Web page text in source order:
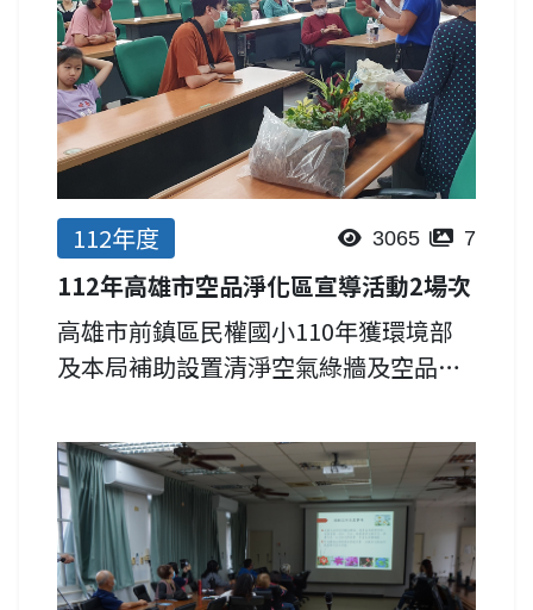
112年度 3065 7
112年高雄市空品淨化區宣導活動2場次
高雄市前鎮區民權國小110年獲環境部
及本局補助設置清淨空氣綠牆及空品淨
護館理作業，足為本市其他學校之學習
典範。為提供民眾及學童更多空品淨化
區資訊，及提升維護管理知能。...